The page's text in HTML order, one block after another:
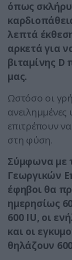
όπως
λεπτά
αρκετά για
βιταμίνης D
μας.
​Ωστόσο οι
επιτρέπουν
στη φύση.
Σύμφωνα με
Γεωργικών
έφηβοι θα
ημερησίως
600 IU, οι
και οι
θηλάζουν